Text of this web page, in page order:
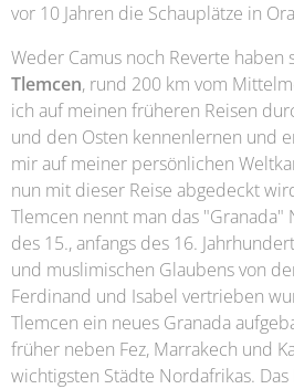
vor 10 Jahren die Schauplätze in
Weder Camus noch Reverte haben
Tlemcen, rund 200 km vom
ich auf meinen früheren Reisen
und den Osten kennenlernen und
mir auf meiner persönlichen
nun mit dieser Reise abgedeckt
Tlemcen nennt man das "Granada"
des 15., anfangs des 16.
und muslimischen Glaubens von
Ferdinand und Isabel vertrieben
Tlemcen ein neues Granada
früher neben Fez, Marrakech und
wichtigsten Städte Nordafrikas.